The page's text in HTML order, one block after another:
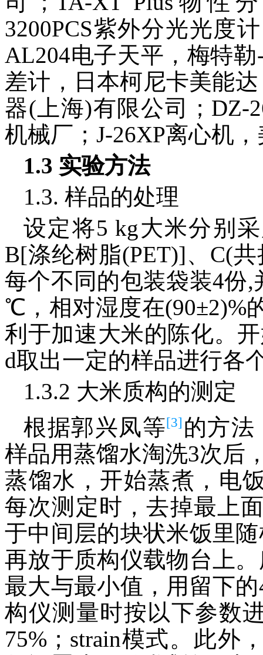
3200PCS紫外分光光度
AL204电子天平，梅特
差计，日本柯尼卡美能
器(上海)有限公司；DZ-
机械厂；J-26XP离心机
1.3 实验方法
1.3. 样品的处理
设定将5 kg大米分别
B[涤纶树脂(PET)]、C(
每个不同的包装袋装4份
℃，相对湿度在(90±2)%
利于加速大米的陈化。
d取出一定的样品进行各
1.3.2 大米质构的测定
根据郭兴凤等[3] 的方法
样品用蒸馏水淘洗3次后
蒸馏水，开始蒸煮，电
每次测定时，去掉最上
于中间层的块状米饭里
再放于质构仪载物台上
最大与最小值，用留下
构仪测量时按以下参数
75%；strain模式。此外